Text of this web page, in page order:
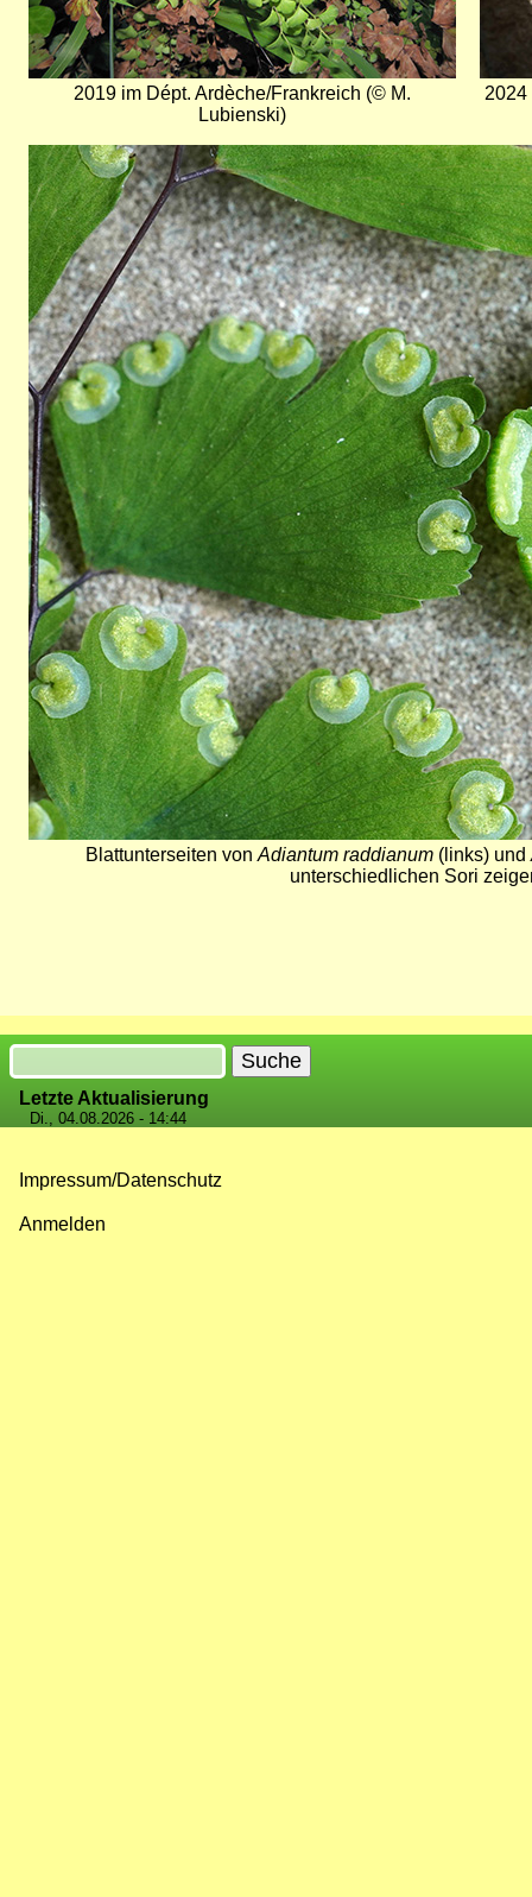
2019 im Dépt. Ardèche/Frankreich (© M.
Lubienski)
2024
Bild
Blattunterseiten von Adiantum raddianum(links) und
unterschiedlichen Sori
Suche
Letzte Aktualisierung
Di., 04.08.2026 - 14:44
Impressum/Datenschutz
Anmelden